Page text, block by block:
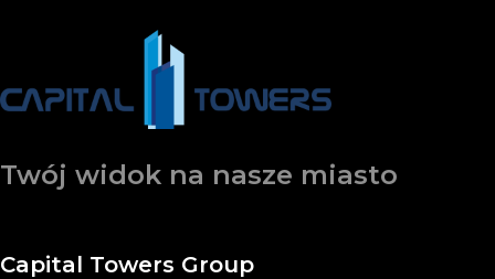
Twój widok na nasze miasto
Capital Towers Group